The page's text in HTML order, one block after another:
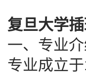
复旦大学
一、专业
专业成立